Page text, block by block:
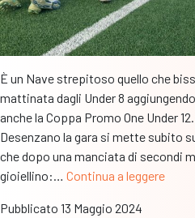
È un Nave strepitoso quello che
mattinata dagli Under 8
anche la Coppa Promo One Under
Desenzano la gara si mette subito
che dopo una manciata di secondi
gioiellino:… Continua a leggere
Pubblicato 13 Maggio 2024